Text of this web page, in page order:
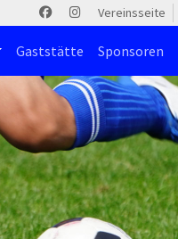
Vereinsseite
Gaststätte Sponsoren